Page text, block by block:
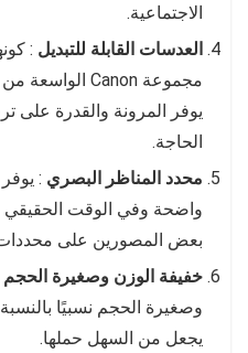
الاجتماعية.
العدسات القابلة للتبديل
يوفر المرونة والقدرة
الحاجة.
محدد المناظر البصري :
واضحة وفي الوقت الحقيقي
بعض المصورين على محددات
خفيفة الوزن وصغيرة الحجم
يجعل من السهل حملها.